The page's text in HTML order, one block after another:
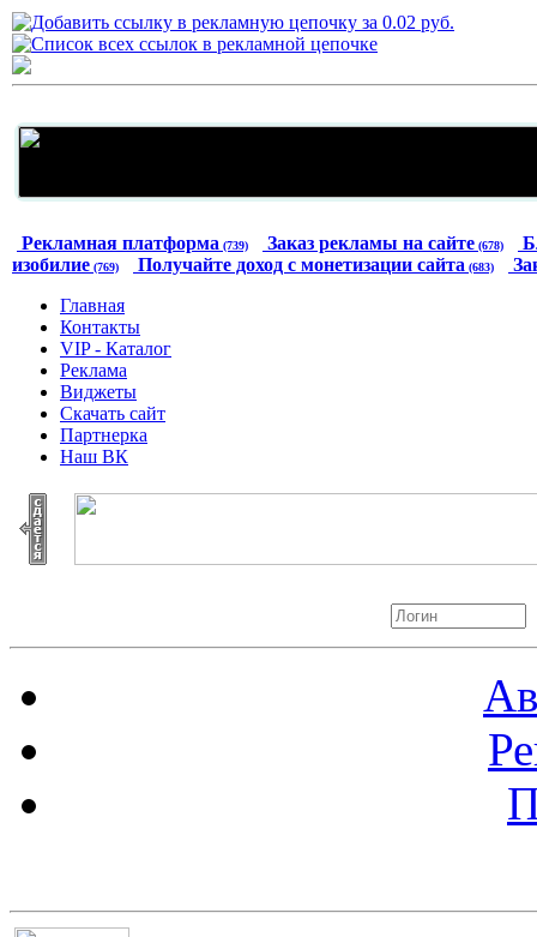
Рекламная платформа (739) Заказ рекламы на сайте (678)
изобилие (769) Получайте доход с монетизации сайта (683)
Главная
Контакты
VIP - Каталог
Реклама
Виджеты
Скачать сайт
Партнерка
Наш ВК